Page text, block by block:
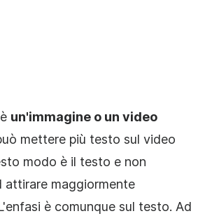
un'immagine o un video
mettere più testo sul video
modo è il testo e non
attirare maggiormente
è comunque sul testo. Ad